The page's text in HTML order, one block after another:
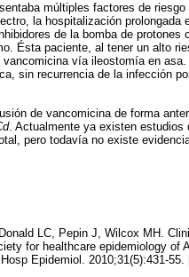
múltiples factores de
la hospitalización prolongada
de la bomba de protones
Ésta paciente, al tener un alto
vía ileostomía en
sin recurrencia de la infección
de vancomicina de forma
. Actualmente ya existen estudios
pero todavía no existe
LC, Pepin J, Wilcox MH.
for healthcare epidemiology of
Epidemiol. 2010;31(5):431-55.